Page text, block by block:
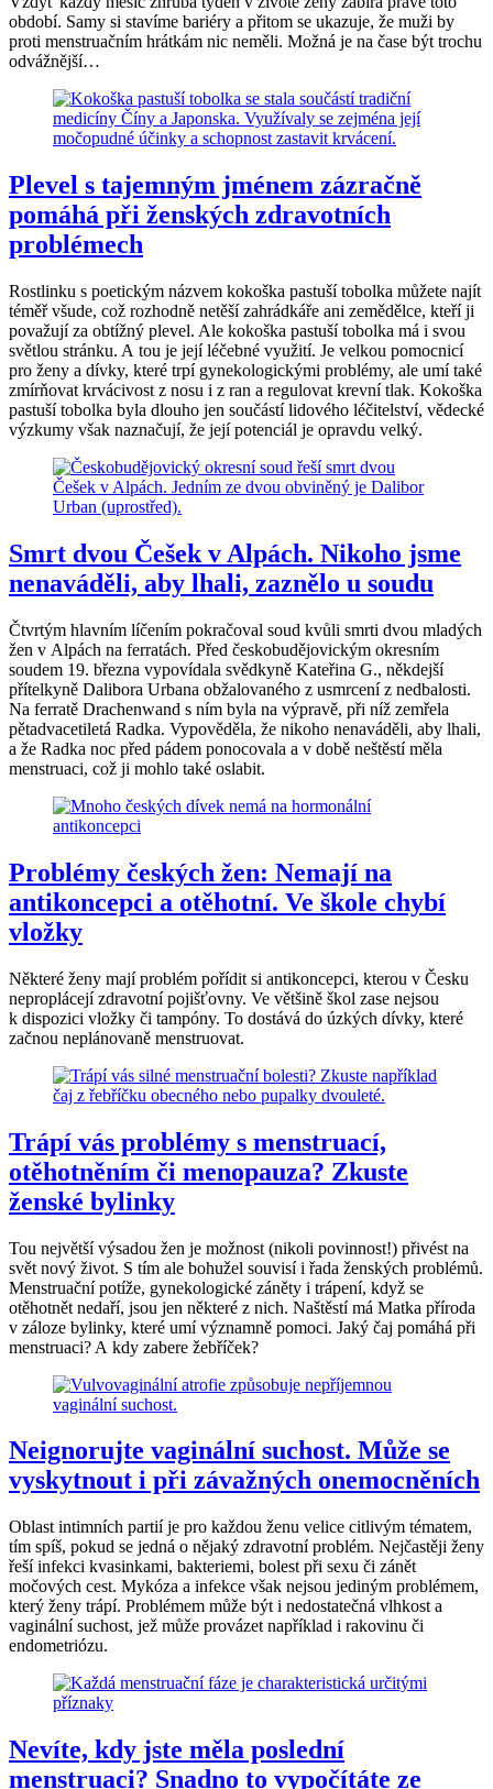
období. Samy si stavíme bariéry a přitom se ukazuje, že muži by
proti menstruačním hrátkám nic neměli. Možná je na čase být trochu
odvážnější…
Plevel s tajemným jménem zázračně
pomáhá při ženských zdravotních
problémech
Rostlinku s poetickým názvem kokoška pastuší tobolka můžete najít
téměř všude, což rozhodně netěší zahrádkáře ani zemědělce, kteří ji
považují za obtížný plevel. Ale kokoška pastuší tobolka má i svou
světlou stránku. A tou je její léčebné využití. Je velkou pomocnicí
pro ženy a dívky, které trpí gynekologickými problémy, ale umí také
zmírňovat krvácivost z nosu i z ran a regulovat krevní tlak. Kokoška
pastuší tobolka byla dlouho jen součástí lidového léčitelství, vědecké
výzkumy však naznačují, že její potenciál je opravdu velký.
Smrt dvou Češek v Alpách. Nikoho jsme
nenaváděli, aby lhali, zaznělo u soudu
Čtvrtým hlavním líčením pokračoval soud kvůli smrti dvou mladých
žen v Alpách na ferratách. Před českobudějovickým okresním
soudem 19. března vypovídala svědkyně Kateřina G., někdejší
přítelkyně Dalibora Urbana obžalovaného z usmrcení z nedbalosti.
Na ferratě Drachenwand s ním byla na výpravě, při níž zemřela
pětadvacetiletá Radka. Vypověděla, že nikoho nenaváděli, aby lhali,
a že Radka noc před pádem ponocovala a v době neštěstí měla
menstruaci, což ji mohlo také oslabit.
Problémy českých žen: Nemají na
antikoncepci a otěhotní. Ve škole chybí
vložky
Některé ženy mají problém pořídit si antikoncepci, kterou v Česku
neproplácejí zdravotní pojišťovny. Ve většině škol zase nejsou
k dispozici vložky či tampóny. To dostává do úzkých dívky, které
začnou neplánovaně menstruovat.
Trápí vás problémy s menstruací,
otěhotněním či menopauza? Zkuste
ženské bylinky
Tou největší výsadou žen je možnost (nikoli povinnost!) přivést na
svět nový život. S tím ale bohužel souvisí i řada ženských problémů.
Menstruační potíže, gynekologické záněty i trápení, když se
otěhotnět nedaří, jsou jen některé z nich. Naštěstí má Matka příroda
v záloze bylinky, které umí významně pomoci. Jaký čaj pomáhá při
menstruaci? A kdy zabere žebříček?
Neignorujte vaginální suchost. Může se
vyskytnout i při závažných onemocněních
Oblast intimních partií je pro každou ženu velice citlivým tématem,
tím spíš, pokud se jedná o nějaký zdravotní problém. Nejčastěji ženy
řeší infekci kvasinkami, bakteriemi, bolest při sexu či zánět
močových cest. Mykóza a infekce však nejsou jediným problémem,
který ženy trápí. Problémem může být i nedostatečná vlhkost a
vaginální suchost, jež může provázet například i rakovinu či
endometriózu.
Nevíte, kdy jste měla poslední
menstruaci? Snadno to vypočítáte ze